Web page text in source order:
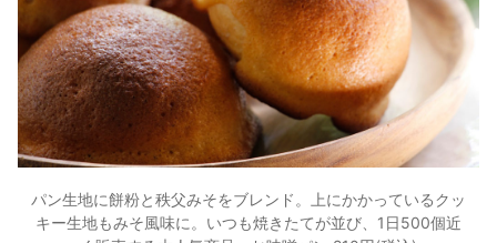
パン生地に餅粉と秩父みそをブレンド。上にかかっているクッ
キー生地もみそ風味に。いつも焼きたてが並び、1日500個近